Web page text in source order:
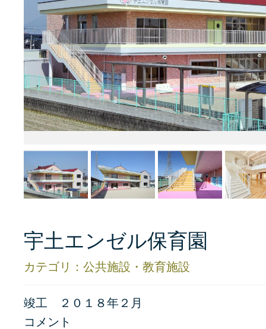
宇土エンゼル保育園
カテゴリ：公共施設・教育施設
竣工 ２０１８年２月
コメント